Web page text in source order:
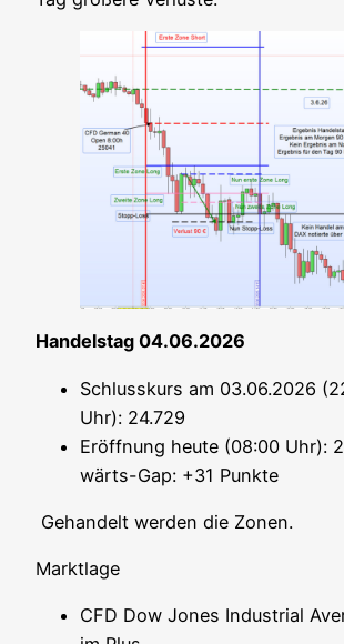
Han­dels­tag 04.06.2026
Schluss­kurs am 03.06.2026
Uhr): 24.729
Eröff­nung heu­te (08:00 Uhr):
wärts-Gap: +31 Punkte
Gehan­delt wer­den die Zonen.
Markt­la­ge
CFD Dow Jones Indus­tri­al